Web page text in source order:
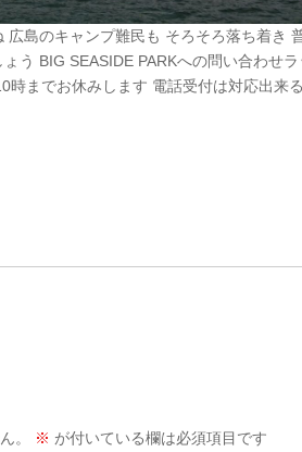
島のキャンプ難民も そろそろ落ち着き
う BIG SEASIDE PARKへの問い合わせ
時までお休みします 電話受付は対応出来
。 ※ が付いている欄は必須項目です